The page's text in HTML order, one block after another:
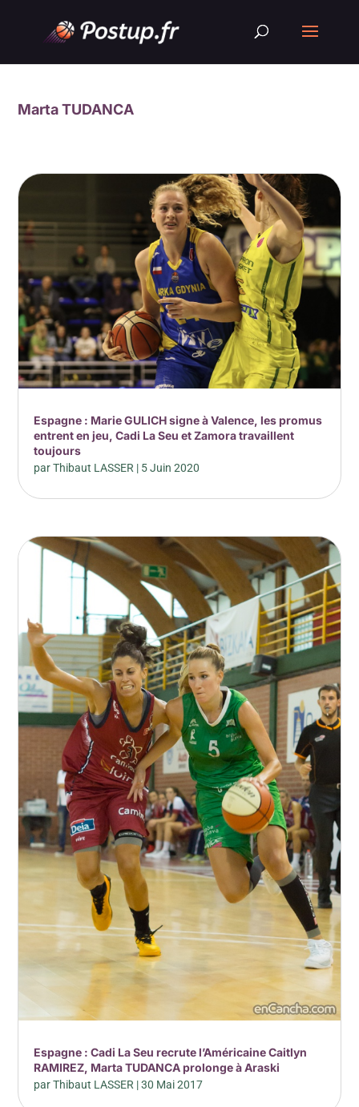
Marta TUDANCA
Espagne : Marie GULICH signe à Valence, les promus
entrent en jeu, Cadi La Seu et Zamora travaillent
toujours
parThibaut LASSER | 5 Juin 2020
Espagne : Cadi La Seu recrute l’Américaine Caitlyn
RAMIREZ, Marta TUDANCA prolonge à Araski
parThibaut LASSER |30 Mai 2017